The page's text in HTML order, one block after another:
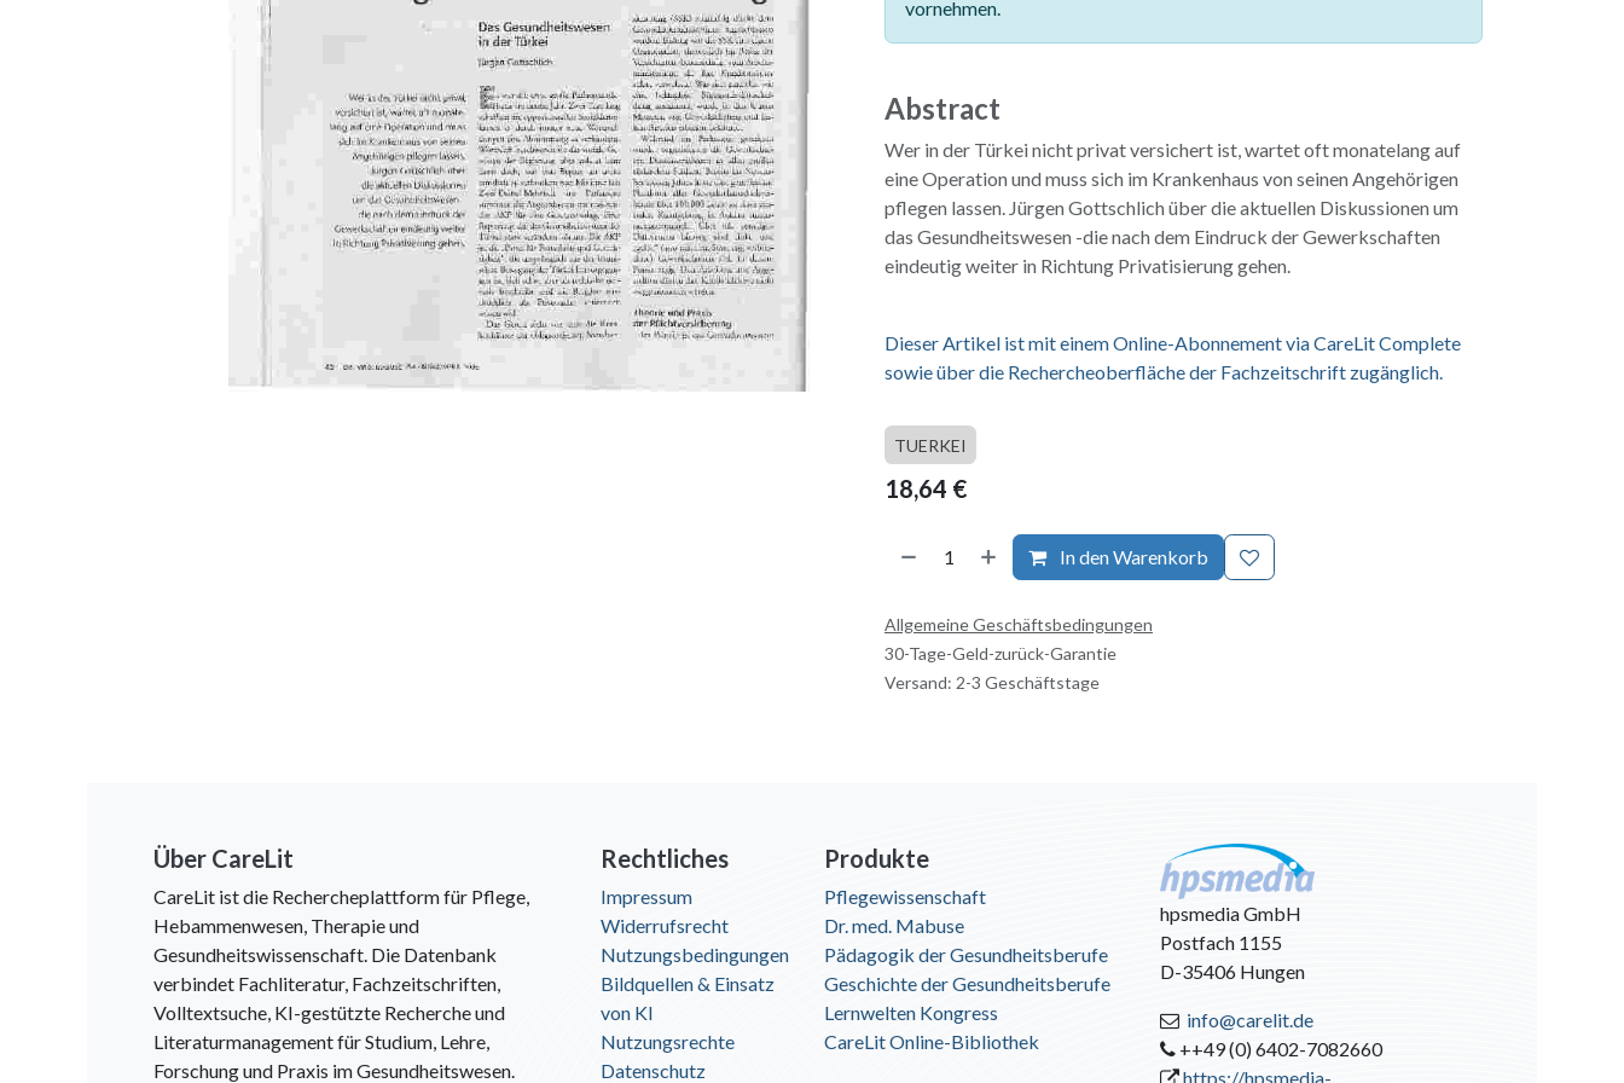
vornehmen.
Abstract
Wer in der Türkei nicht privat versichert ist, wartet oft monatelang auf
eine Operation und muss sich im Krankenhaus von seinen Angehörigen
pflegen lassen. Jürgen Gottschlich über die aktuellen Diskussionen um
das Gesundheitswesen -die nach dem Eindruck der Gewerkschaften
eindeutig weiter in Richtung Privatisierung gehen.
Dieser Artikel ist mit einem Online-Abonnement via CareLit Complete
sowie über die Rechercheoberfläche der Fachzeitschrift zugänglich.
TUERKEI
18,64 €
In den Warenkorb
Allgemeine Geschäftsbedingungen
30-Tage-Geld-zurück-Garantie
Versand: 2-3 Geschäftstage
Über CareLit
CareLit ist die Rechercheplattform für Pflege,
Hebammenwesen, Therapie und
Gesundheitswissenschaft. Die Datenbank
verbindet Fachliteratur, Fachzeitschriften,
Volltextsuche, KI-gestützte Recherche und
Literaturmanagement für Studium, Lehre,
Forschung und Praxis im Gesundheitswesen.
Rechtliches
Impressum
Widerrufsrecht
Nutzungsbedingungen
Bildquellen & Einsatz
von KI
Nutzungsrechte
Datenschutz
Produkte
Pflegewissenschaft
Dr. med. Mabuse
Pädagogik der Gesundheitsberufe
Geschichte der Gesundheitsberufe
Lernwelten Kongress
CareLit Online-Bibliothek
hpsmedia GmbH
Postfach 1155
D-35406 Hungen
info@carelit.de
++49 (0) 6402-7082660
https://hpsmedia-